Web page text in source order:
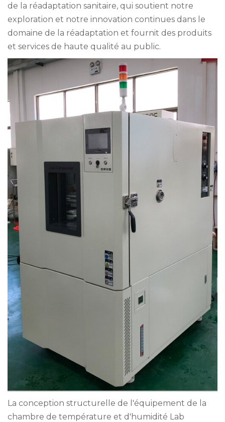
de la réadaptation sanitaire, qui soutient notre
exploration et notre innovation continues dans le
domaine de la réadaptation et fournit des produits
et services de haute qualité au public.
La conception structurelle de l'équipement de la
chambre de température et d'humidité Lab